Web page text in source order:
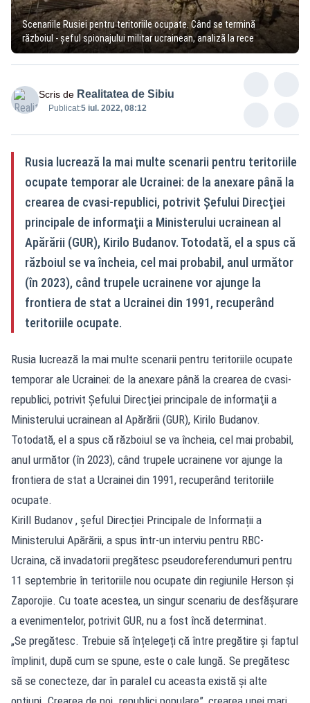
Scenariile Rusiei pentru teritoriile ocupate. Când se termină
războiul - șeful spionajului militar ucrainean, analiză la rece
Scris de Realitatea de Sibiu
Publicat:5 iul. 2022, 08:12
Rusia lucrează la mai multe scenarii pentru teritoriile
ocupate temporar ale Ucrainei: de la anexare până la
crearea de cvasi-republici, potrivit Șefului Direcţiei
principale de informaţii a Ministerului ucrainean al
Apărării (GUR), Kirilo Budanov. Totodată, el a spus că
războiul se va încheia, cel mai probabil, anul următor
(în 2023), când trupele ucrainene vor ajunge la
frontiera de stat a Ucrainei din 1991, recuperând
teritoriile ocupate.
Rusia lucrează la mai multe scenarii pentru teritoriile ocupate
temporar ale Ucrainei: de la anexare până la crearea de cvasi-
republici, potrivit Șefului Direcţiei principale de informaţii a
Ministerului ucrainean al Apărării (GUR), Kirilo Budanov.
Totodată, el a spus că războiul se va încheia, cel mai probabil,
anul următor (în 2023), când trupele ucrainene vor ajunge la
frontiera de stat a Ucrainei din 1991, recuperând teritoriile
ocupate.
Kirill Budanov , șeful Direcției Principale de Informații a
Ministerului Apărării, a spus într-un interviu pentru RBC-
Ucraina, că invadatorii pregătesc pseudoreferendumuri pentru
11 septembrie în teritoriile nou ocupate din regiunile Herson și
Zaporojie. Cu toate acestea, un singur scenariu de desfășurare
a evenimentelor, potrivit GUR, nu a fost încă determinat.
„Se pregătesc. Trebuie să înțelegeți că între pregătire și faptul
împlinit, după cum se spune, este o cale lungă. Se pregătesc
să se conecteze, dar în paralel cu aceasta există și alte